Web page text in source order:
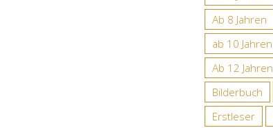
Ab 8 Jahren
ab 10 Jahren
Ab 12 Jahren
Bilderbuch
Erstleser